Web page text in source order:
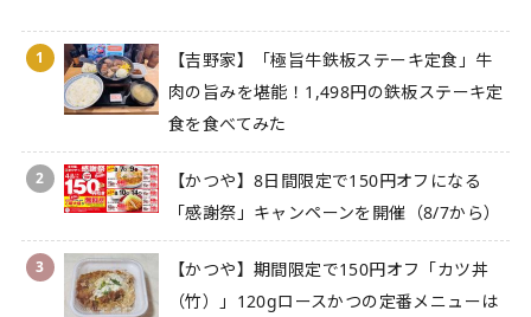
1
【吉野家】「極旨牛鉄板ステーキ定食」牛
肉の旨みを堪能！1,498円の鉄板ステーキ定
食を食べてみた
2
【かつや】8日間限定で150円オフになる
「感謝祭」キャンペーンを開催（8/7から）
3
【かつや】期間限定で150円オフ「カツ丼
（竹）」120gロースかつの定番メニューは